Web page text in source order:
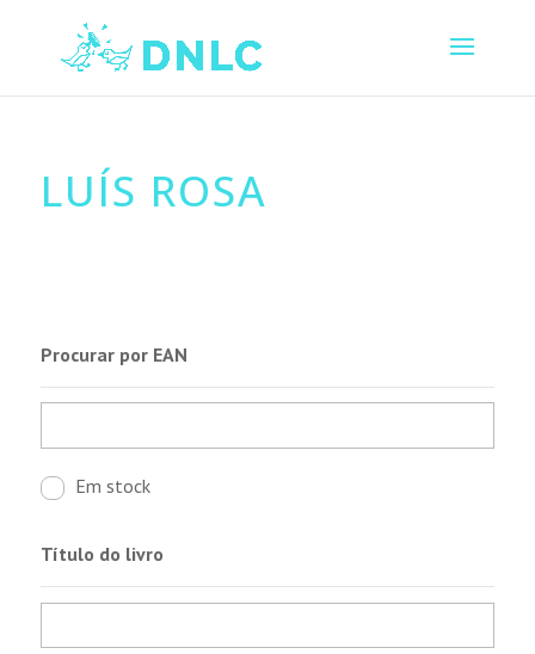
LUÍS ROSA
Procurar por EAN
Em stock
Título do livro